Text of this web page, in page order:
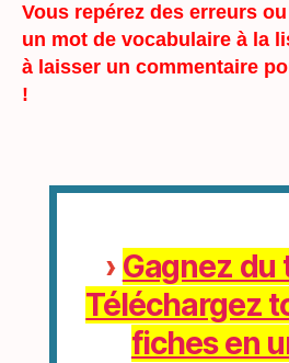
Vous repérez des erreurs
un mot de vocabulaire à la
à laisser un commentaire
!
› Gagnez du
Téléchargez
fiches en